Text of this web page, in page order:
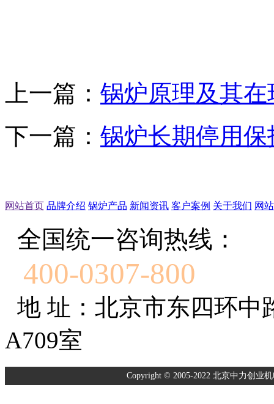
上一篇： 锅炉原理及其
下一篇： 锅炉长期停用保
网站首页 品牌介绍 锅炉产品 新闻资讯 客户案例 关于我们 网
全国统一咨询热线：
400-0307-800
地 址：北京市东四环中
A709室
Copyright © 2005-2022 北京中力创